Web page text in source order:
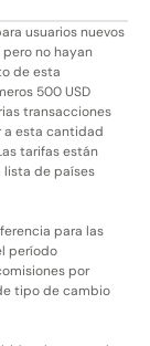
usuarios nuevos
no hayan
de esta
500 USD
transacciones
a esta cantidad
tarifas están
lista de países
para las
período
por
tipo de cambio